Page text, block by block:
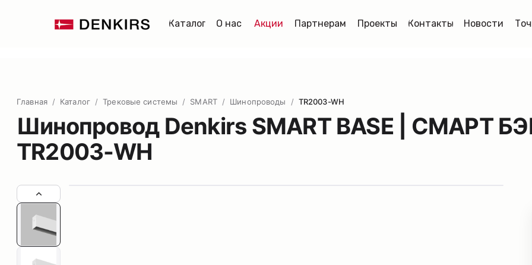
Каталог О нас Партнерам Контакты Новости
Проекты
Акции
Главная / Каталог / Трековые системы / SMART / Шинопроводы / TR2003-WH
Шинопровод Denkirs SMART BASE | СМАРТ
TR2003-WH